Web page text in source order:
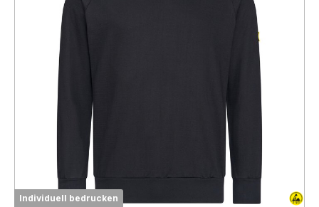
Individuell bedrucken